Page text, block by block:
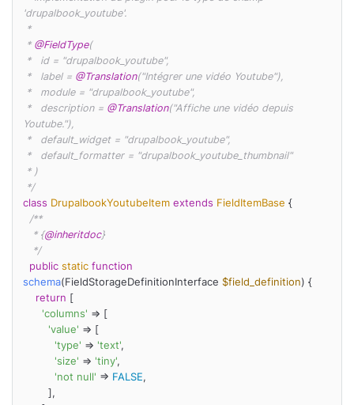
'drupalbook_youtube'.
* @FieldType(
*   label = @Translation("Intégrer une vidéo Youtube"),
*   description = @Translation("Affiche une vidéo depuis
Youtube."),
*/
class DrupalbookYoutubeItem extends FieldItemBase {
/**
   * {
@inheritdoc}
   */
public static function
schema(FieldStorageDefinitionInterface $field_definition) {
return [
'columns' => [
'value' => [
'type' => 'text',
'size' => 'tiny',
'not null' => FALSE,